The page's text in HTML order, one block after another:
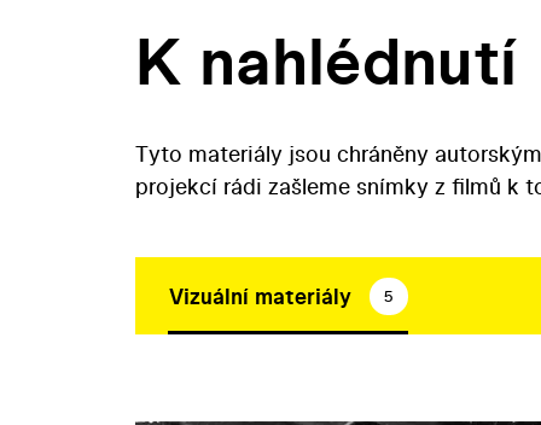
K nahlédnutí
Tyto materiály jsou chráněny
projekcí rádi zašleme snímky z filmů k
Vizuální materiály 5